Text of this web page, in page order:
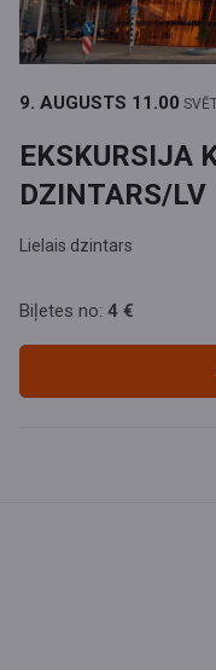
9. AUGUSTS 11.00
EKSKURSIJA
DZINTARS/LV
Lielais dzintars
Biļetes no: 4 €